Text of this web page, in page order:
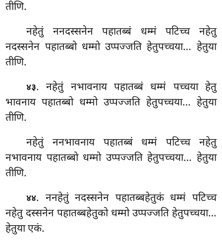
तीणि.
नहेतुं ननदस्सनेन पहातब्बं धम्मं पटिच्च नहेतु
नदस्सनेन पहातब्बो धम्मो उप्पज्जति हेतुपच्चया… हेतुया
तीणि.
४३. नहेतुं नभावनाय पहातब्बं धम्मं पच्चया हेतु
भावनाय पहातब्बो धम्मो उप्पज्जति हेतुपच्चया… हेतुया
तीणि.
नहेतुं ननभावनाय पहातब्बं धम्मं पटिच्च नहेतु
नभावनाय पहातब्बो धम्मो उप्पज्जति हेतुपच्चया… हेतुया
तीणि.
४४. ननहेतुं नदस्सनेन पहातब्बहेतुकं धम्मं पटिच्च
नहेतु दस्सनेन पहातब्बहेतुको धम्मो उप्पज्जति हेतुपच्चया…
हेतुया एकं.